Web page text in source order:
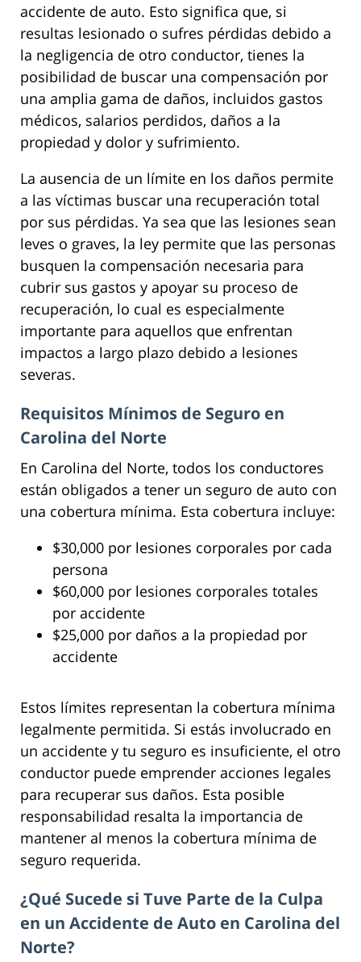
accidente de auto. Esto significa que, si
resultas lesionado o sufres pérdidas debido a
la negligencia de otro conductor, tienes la
posibilidad de buscar una compensación por
una amplia gama de daños, incluidos gastos
médicos, salarios perdidos, daños a la
propiedad y dolor y sufrimiento.
La ausencia de un límite en los daños permite
a las víctimas buscar una recuperación total
por sus pérdidas. Ya sea que las lesiones sean
leves o graves, la ley permite que las personas
busquen la compensación necesaria para
cubrir sus gastos y apoyar su proceso de
recuperación, lo cual es especialmente
importante para aquellos que enfrentan
impactos a largo plazo debido a lesiones
severas.
Requisitos Mínimos de Seguro en
Carolina del Norte
En Carolina del Norte, todos los conductores
están obligados a tener un seguro de auto con
una cobertura mínima. Esta cobertura incluye:
$30,000 por lesiones corporales por cada
persona
$60,000 por lesiones corporales totales
por accidente
$25,000 por daños a la propiedad por
accidente
Estos límites representan la cobertura mínima
legalmente permitida. Si estás involucrado en
un accidente y tu seguro es insuficiente, el otro
conductor puede emprender acciones legales
para recuperar sus daños. Esta posible
responsabilidad resalta la importancia de
mantener al menos la cobertura mínima de
seguro requerida.
¿Qué Sucede si Tuve Parte de la Culpa
en un Accidente de Auto en Carolina del
Norte?